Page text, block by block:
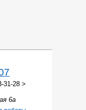
31-28 >
6а